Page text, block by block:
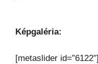
Képgaléria:
[metaslider id=”6122″]